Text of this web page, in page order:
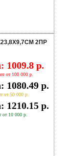
2ПР
1009.8 р.
от 100 000 р.
1080.49 р.
от 50 000 р.
1210.15 р.
от 10 000 р.